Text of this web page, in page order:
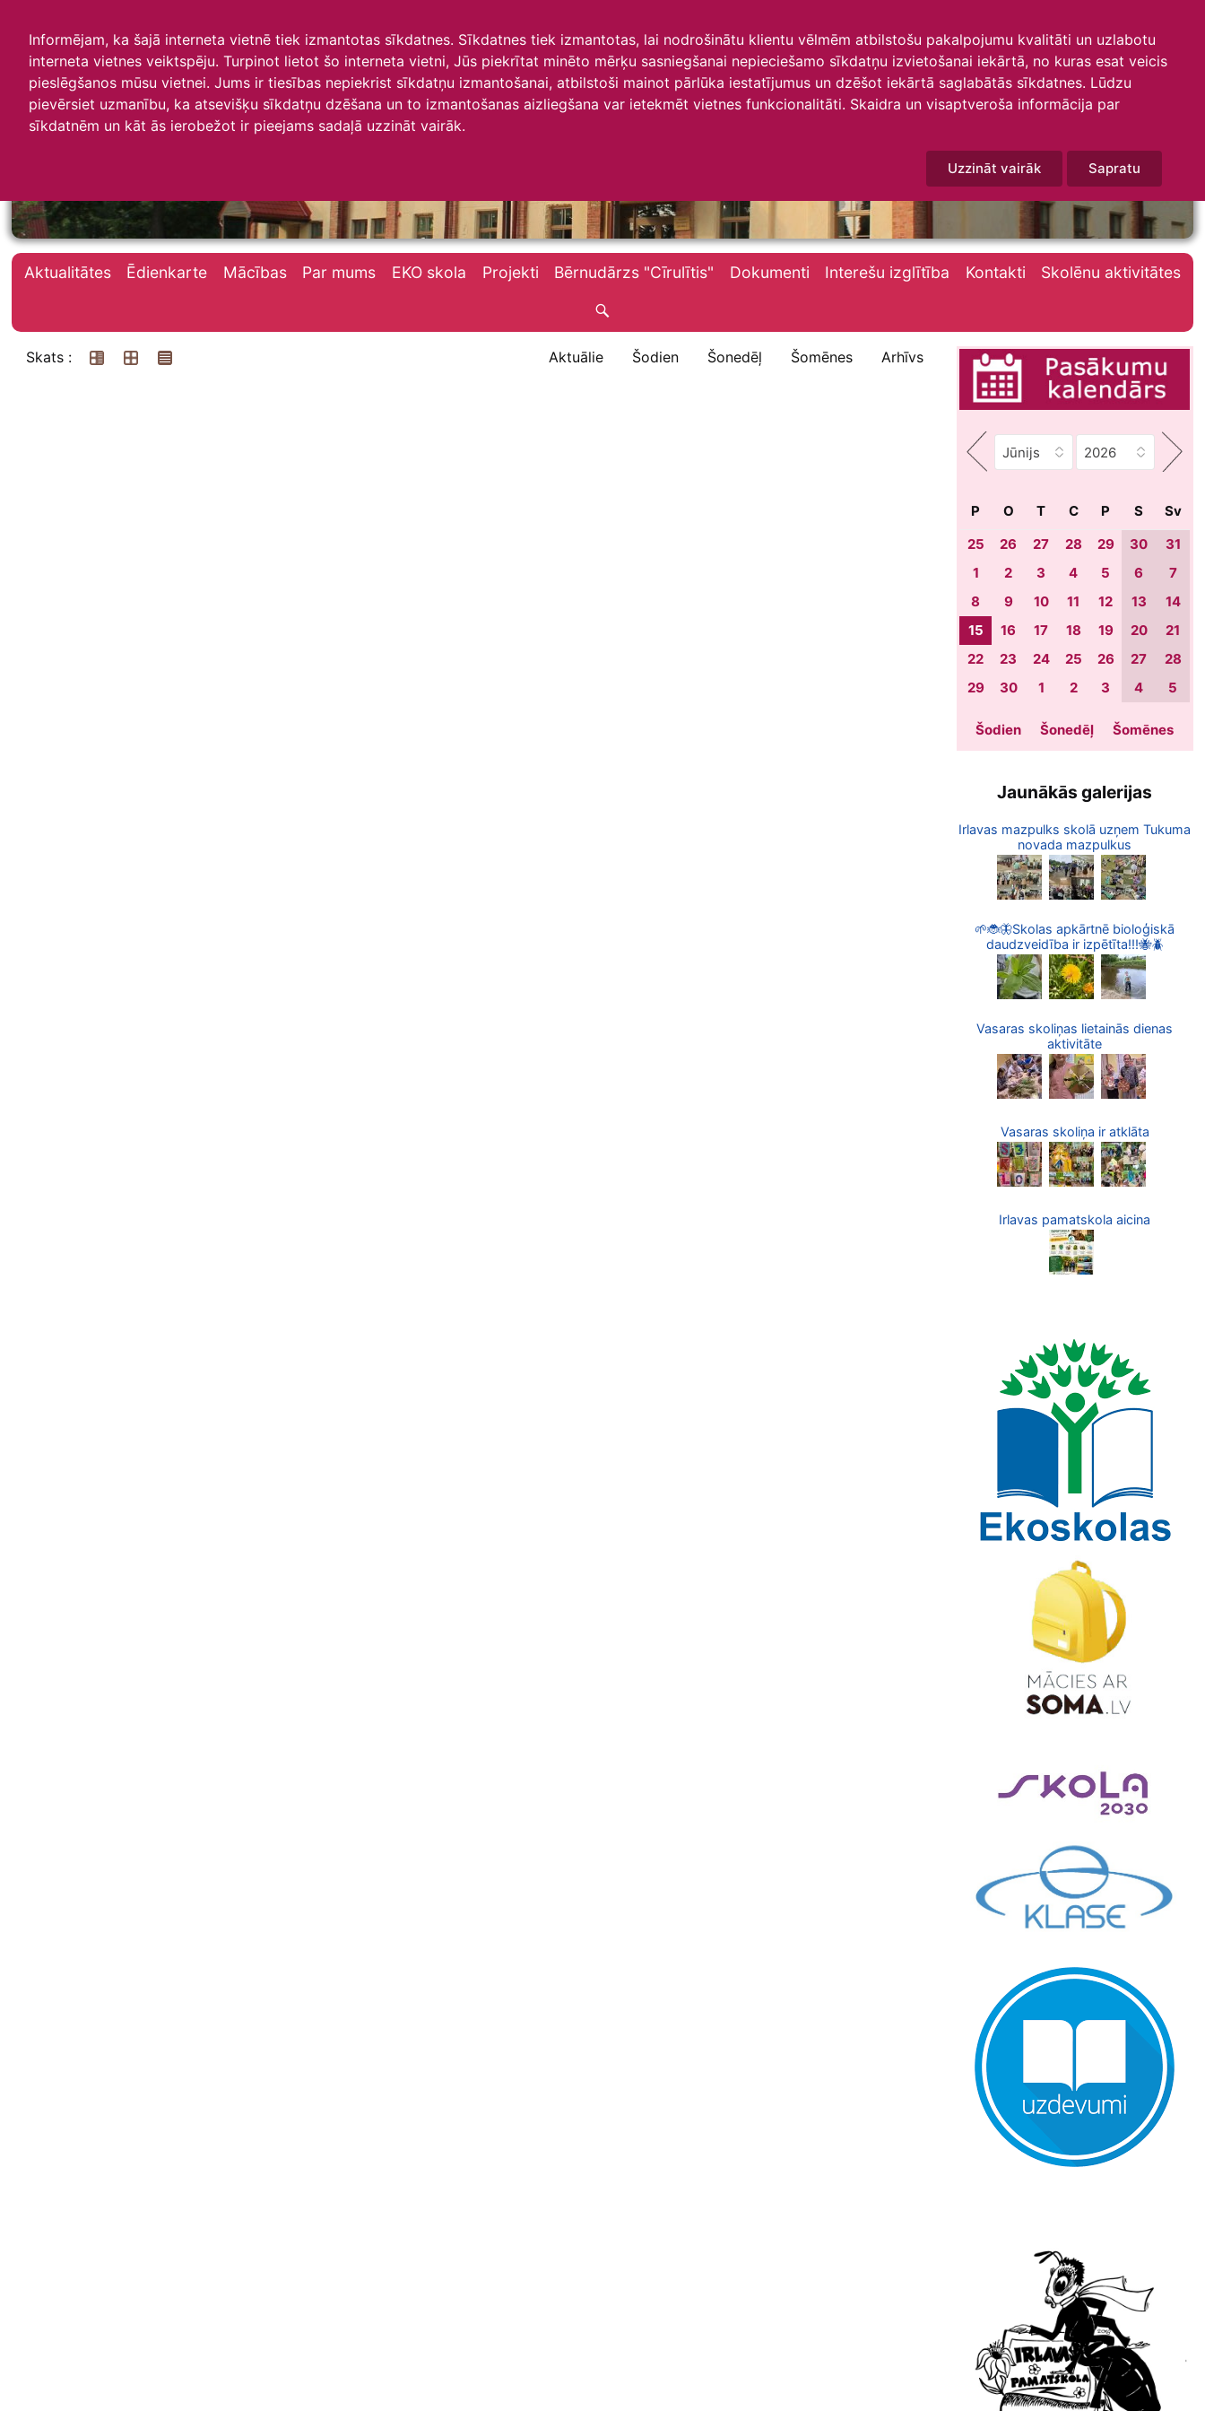
Informējam, ka šajā interneta vietnē tiek izmantotas sīkdatnes. Sīkdatnes tiek izmantotas, lai nodrošinātu klientu vēlmēm atbilstošu pakalpojumu kvalitāti un uzlabotu
interneta vietnes veiktspēju. Turpinot lietot šo interneta vietni, Jūs piekrītat minēto mērķu sasniegšanai nepieciešamo sīkdatņu izvietošanai iekārtā, no kuras esat veicis
pieslēgšanos mūsu vietnei. Jums ir tiesības nepiekrist sīkdatņu izmantošanai, atbilstoši mainot pārlūka iestatījumus un dzēšot iekārtā saglabātās sīkdatnes. Lūdzu
pievērsiet uzmanību, ka atsevišķu sīkdatņu dzēšana un to izmantošanas aizliegšana var ietekmēt vietnes funkcionalitāti. Skaidra un visaptveroša informācija par
sīkdatnēm un kāt ās ierobežot ir pieejams sadaļā uzzināt vairāk.
Uzzināt vairāk Sapratu
Irlavas skola
Aktualitātes Ēdienkarte Mācības Par mums EKO skola Projekti Bērnudārzs "Cīrulītis" Dokumenti Interešu izglītība Kontakti Skolēnu aktivitātes
Skats : Aktuālie Šodien Šonedēļ Šomēnes Arhīvs
P O T C P S
Sv
25
26 27 28 29 30
31
1
2 3 4 5 6
7
8
9 10 11 12 13
14
15
16 17 18 19 20
21
22
23 24 25 26 27
28
29
30 1 2 3 4 5
Šodien Šonedēļ Šomēnes
Jaunākās galerijas
Irlavas mazpulks skolā uzņem Tukuma
novada mazpulkus
🌱🐞🦋Skolas apkārtnē bioloģiskā
daudzveidība ir izpētīta!!!🐝🪲
Vasaras skoliņas lietainās dienas
aktivitāte
Vasaras skoliņa ir atklāta
Irlavas pamatskola aicina